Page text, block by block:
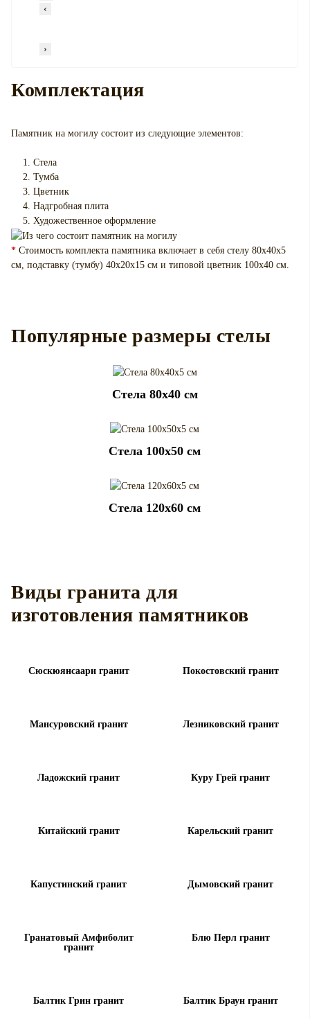
‹
›
Комплектация
Памятник на могилу состоит из следующие элементов:
Стела
Тумба
Цветник
Надгробная плита
Художественное оформление
* Стоимость комплекта памятника включает в себя стелу 80х40х5
см, подставку (тумбу) 40х20х15 см и типовой цветник 100х40 см.
Популярные размеры стелы
Cтела 80x40 см
Cтела 100x50 см
Cтела 120x60 см
Виды гранита для
изготовления памятников
Сюскюянсаари гранит Покостовский гранит
Мансуровский гранит Лезниковский гранит
Ладожский гранит Куру Грей гранит
Китайский гранит Карельский гранит
Капустинский гранит Дымовский гранит
Гранатовый Амфиболит
гранит
Блю Перл гранит
Балтик Грин гранит Балтик Браун гранит